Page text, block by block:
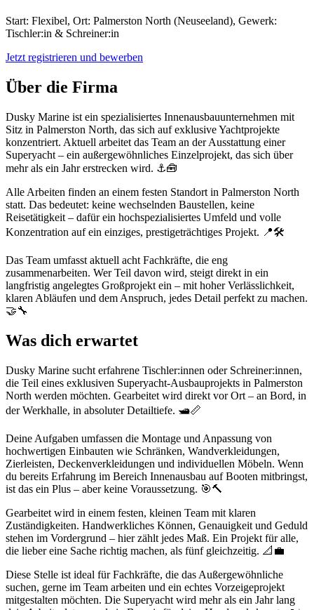
Start: Flexibel, Ort: Palmerston North (Neuseeland), Gewerk:
Tischler:in & Schreiner:in
Jetzt registrieren und bewerben
Über die Firma
Dusky Marine ist ein spezialisiertes Innenausbauunternehmen mit
Sitz in Palmerston North, das sich auf exklusive Yachtprojekte
konzentriert. Aktuell arbeitet das Team an der Ausstattung einer
Superyacht – ein außergewöhnliches Einzelprojekt, das sich über
mehr als ein Jahr erstrecken wird. ⚓🧰
Alle Arbeiten finden an einem festen Standort in Palmerston North
statt. Das bedeutet: keine wechselnden Baustellen, keine
Reisetätigkeit – dafür ein hochspezialisiertes Umfeld und volle
Konzentration auf ein einziges, prestigeträchtiges Projekt. 📍🛠️
Das Team umfasst aktuell acht Fachkräfte, die eng
zusammenarbeiten. Wer Teil davon wird, steigt direkt in ein
langfristig angelegtes Großprojekt ein – mit hoher Verlässlichkeit,
klaren Abläufen und dem Anspruch, jedes Detail perfekt zu machen.
🤝🔧
Was dich erwartet
Dusky Marine sucht erfahrene Tischler:innen oder Schreiner:innen,
die Teil eines exklusiven Superyacht-Ausbauprojekts in Palmerston
North werden möchten. Gearbeitet wird direkt vor Ort – an Bord, in
der Werkhalle, in absoluter Detailtiefe. 🛥️📏
Deine Aufgaben umfassen die Montage und Anpassung von
hochwertigen Einbauten wie Schränken, Wandverkleidungen,
Zierleisten, Deckenverkleidungen und individuellen Möbeln. Wenn
du bereits Erfahrung im Bereich Innenausbau auf Booten mitbringst,
ist das ein Plus – aber keine Voraussetzung. 🎯🔨
Gearbeitet wird in einem festen, kleinen Team mit klaren
Zuständigkeiten. Handwerkliches Können, Genauigkeit und Geduld
stehen im Vordergrund – hier zählt jedes Maß. Ein Projekt für alle,
die lieber eine Sache richtig machen, als fünf gleichzeitig. 📐💼
Diese Stelle ist ideal für Fachkräfte, die das Außergewöhnliche
suchen, gerne im Team arbeiten und ein echtes Vorzeigeprojekt
mitgestalten möchten. Die Superyacht wird mehr als ein Jahr lang